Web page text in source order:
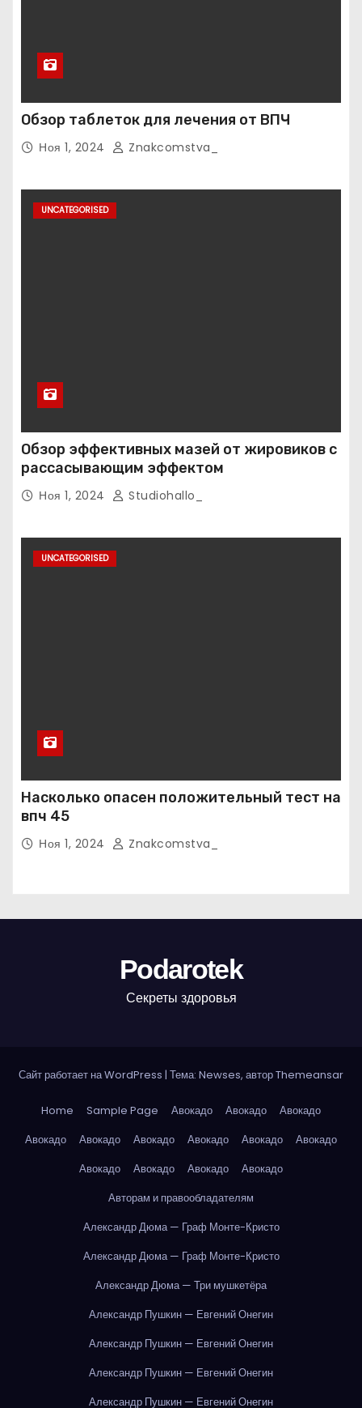
Обзор таблеток для лечения от ВПЧ
Ноя 1, 2024 Znakcomstva_
UNCATEGORISED
Обзор эффективных мазей от жировиков с
рассасывающим эффектом
Ноя 1, 2024 Studiohallo_
UNCATEGORISED
Насколько опасен положительный тест на
впч 45
Ноя 1, 2024 Znakcomstva_
Podarotek
Секреты здоровья
Сайт работает на WordPress | Тема: Newses, авторThemeansar
Home Sample Page Авокадо Авокадо
Авокадо
Авокадо
Авокадо Авокадо Авокадо Авокадо
Авокадо
Авокадо
Авокадо Авокадо
Авокадо
Авторам и правообладателям
Александр Дюма — Граф Монте-Кристо
Александр Дюма — Граф Монте-Кристо
Александр Дюма — Три мушкетёра
Александр Пушкин — Евгений Онегин
Александр Пушкин — Евгений Онегин
Александр Пушкин — Евгений Онегин
Александр Пушкин — Евгений Онегин